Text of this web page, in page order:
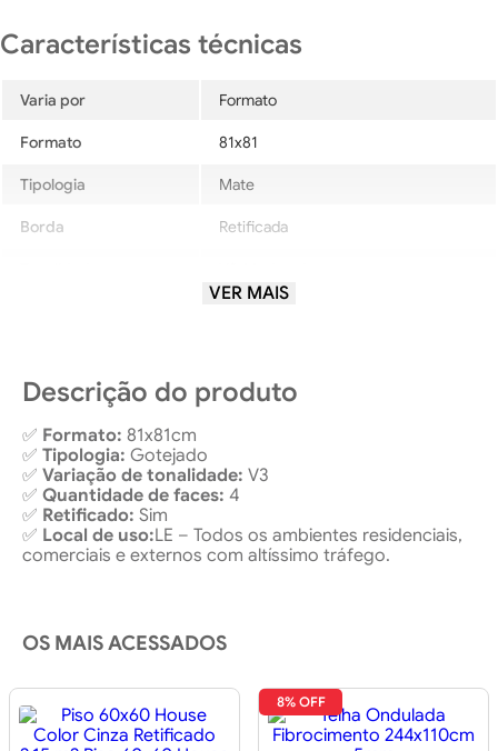
Varia por Formato
Formato 81x81
Tipologia Mate
Borda Retificada
VER MAIS
Descrição do produto
✅ Formato: 81x81cm
✅ Tipologia: Gotejado
✅ Variação de tonalidade: V3
✅ Quantidade de faces: 4
✅ Retificado: Sim
✅ Local de uso:LE – Todos os ambientes residenciais,
comerciais e externos com altíssimo tráfego.
OS MAIS ACESSADOS
8% OFF